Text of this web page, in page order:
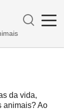
da vida,
animais? Ao